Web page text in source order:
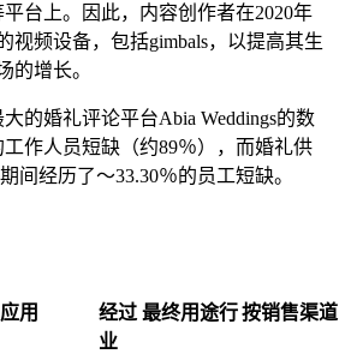
平台上。因此，内容创作者在2020年
视频设备，包括gimbals，以提高其生
的增长。
的婚礼评论平台Abia Weddings的数
作人员短缺（约89％），而婚礼供
间经历了〜33.30％的员工短缺。
应用 经过 最终用途行
业
按销售渠道